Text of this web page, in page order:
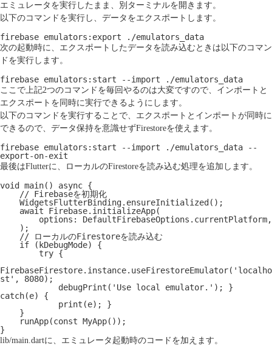
エミュレータを実行したまま、別ターミナルを開きます。
以下のコマンドを実行し、データをエクスポートします。
firebase emulators:export ./emulators_data
次の起動時に、エクスポートしたデータを読み込むときは以下のコマン
ドを実行します。
firebase emulators:start --import ./emulators_data
ここで上記2つのコマンドを毎回やるのは大変ですので、インポートと
エクスポートを同時に実行できるようにします。
以下のコマンドを実行することで、エクスポートとインポートが同時に
できるので、データ保持を意識せずFirestoreを使えます。
firebase emulators:start --import ./emulators_data --
export-on-exit
最後はFlutterに、ローカルのFirestoreを読み込む処理を追加します。
void main() async {
FirebaseFirestore.instance.useFirestoreEmulator('localho
st', 8080);
catch(e) {
}
lib/main.dartに、エミュレータ起動時のコードを加えます。